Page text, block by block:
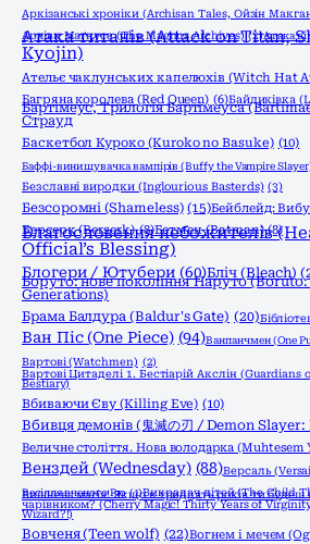
Аркізанські хроніки (Archisan Tales, Ойзін
Архіви Маґнуса (The Magnus Archives) (2)Атака
Атака титанів (Attack on Titan,
Kyojin)
Ательє чаклунських капелюхів (Witch Hat
Багряна королева (Red Queen) (6)Байдиківка
Бартімеус, Трилогія Бартімеуса
Страуд
Баскетбол Куроко (Kuroko no Basuke) (10)
Баффі-винищувачка вампірів (Buffy the Vampire
Безславні виродки (Inglourious Basterds) (3)
Безсоромні (Shameless) (15)Бейблейд:
Берсерк (Berserk) (8)Бетмен (Batman) (8)
Благословення небожителів
Official’s Blessing)
Блогери / Ютубери (60)Бліч (Bleach)
Боруто: нове покоління Наруто
Generations)
Брама Балдура (Baldur's Gate) (20)
Ван Піс (One Piece) (94)Ванпанчмен (One
Вартові (Watchmen) (2)
Вартові Цитаделі 1. Бестіарій Акслін (Guardians
Bestiary)
Вбиваючи Єву (Killing Eve) (10)
Вбивця демонів (鬼滅の刃 / Demon
Величне століття. Нова володарка
Венздей (Wednesday) (88)Версаль
Весілля вченого Рю (1)Викрадач дітей (The Child
Вишнева магія! Якщо в тридцять років ти
чарівником? (Cherry Magic! Thirty Years of
Wizard?!)
Вовченя (Teen wolf) (22)Вогнем і мечем